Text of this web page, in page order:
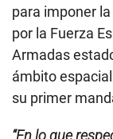
para imponer
por la Fuerza
Armadas
ámbito
su primer
“En lo que